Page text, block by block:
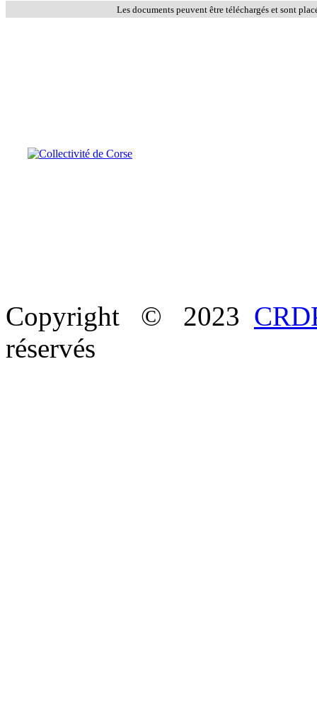
Les documents peuvent être téléchargés et sont
Copyright © 2023
réservés